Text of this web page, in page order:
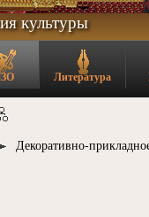
культуры
Литература
Декоративно-